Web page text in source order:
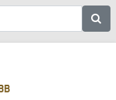
Sök